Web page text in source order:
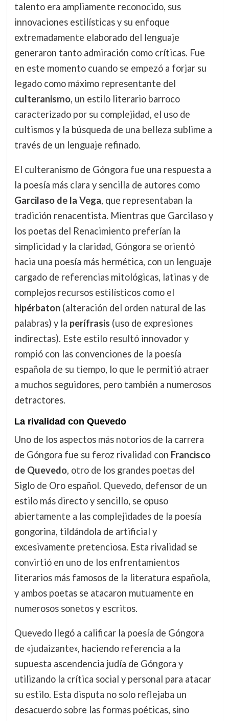
talento era ampliamente reconocido, sus
innovaciones estilísticas y su enfoque
extremadamente elaborado del lenguaje
generaron tanto admiración como críticas. Fue
en este momento cuando se empezó a forjar su
legado como máximo representante del
culteranismo, un estilo literario barroco
caracterizado por su complejidad, el uso de
cultismos y la búsqueda de una belleza sublime a
través de un lenguaje refinado.
El culteranismo de Góngora fue una respuesta a
la poesía más clara y sencilla de autores como
Garcilaso de la Vega, que representaban la
tradición renacentista. Mientras que Garcilaso y
los poetas del Renacimiento preferían la
simplicidad y la claridad, Góngora se orientó
hacia una poesía más hermética, con un lenguaje
cargado de referencias mitológicas, latinas y de
complejos recursos estilísticos como el
hipérbaton(alteración del orden natural de las
palabras) y la perífrasis (uso de expresiones
indirectas). Este estilo resultó innovador y
rompió con las convenciones de la poesía
española de su tiempo, lo que le permitió atraer
a muchos seguidores, pero también a numerosos
detractores.
La rivalidad con Quevedo
Uno de los aspectos más notorios de la carrera
de Góngora fue su feroz rivalidad con Francisco
de Quevedo, otro de los grandes poetas del
Siglo de Oro español. Quevedo, defensor de un
estilo más directo y sencillo, se opuso
abiertamente a las complejidades de la poesía
gongorina, tildándola de artificial y
excesivamente pretenciosa. Esta rivalidad se
convirtió en uno de los enfrentamientos
literarios más famosos de la literatura española,
y ambos poetas se atacaron mutuamente en
numerosos sonetos y escritos.
Quevedo llegó a calificar la poesía de Góngora
de «judaizante», haciendo referencia a la
supuesta ascendencia judía de Góngora y
utilizando la crítica social y personal para atacar
su estilo. Esta disputa no solo reflejaba un
desacuerdo sobre las formas poéticas, sino